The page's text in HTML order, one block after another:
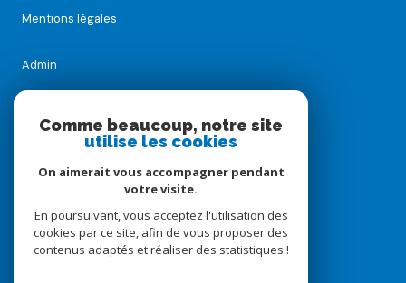
Mentions légales
Admin
Comme beaucoup, notre site
utilise les cookies
On aimerait vous accompagner pendant
votre visite.
En poursuivant, vous acceptez l'utilisation des
cookies par ce site, afin de vous proposer des
contenus adaptés et réaliser des statistiques !